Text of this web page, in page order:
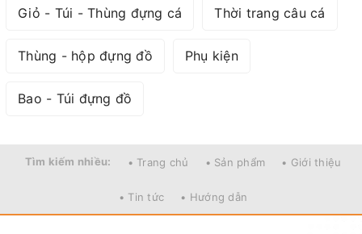
Giỏ - Túi - Thùng đựng cá Thời trang câu cá
Thùng - hộp đựng đồ Phụ kiện
Bao - Túi đựng đồ
Tìm kiếm nhiều: • Trang chủ • Sản phẩm • Giới thiệu
• Tin tức • Hướng dẫn